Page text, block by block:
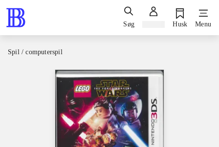
Søg Husk Menu
Spil / computerspil